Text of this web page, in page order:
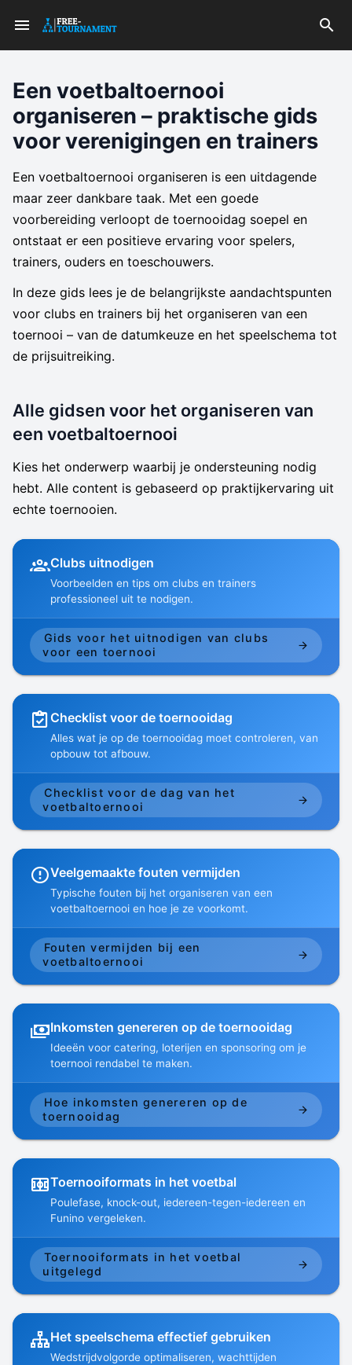
Een voetbaltoernooi
organiseren – praktische gids
voor verenigingen en trainers
Een voetbaltoernooi organiseren is een uitdagende
maar zeer dankbare taak. Met een goede
voorbereiding verloopt de toernooidag soepel en
ontstaat er een positieve ervaring voor spelers,
trainers, ouders en toeschouwers.
In deze gids lees je de belangrijkste aandachtspunten
voor clubs en trainers bij het organiseren van een
toernooi – van de datumkeuze en het speelschema tot
de prijsuitreiking.
Alle gidsen voor het organiseren van
een voetbaltoernooi
Kies het onderwerp waarbij je ondersteuning nodig
hebt. Alle content is gebaseerd op praktijkervaring uit
echte toernooien.
Clubs uitnodigen
Voorbeelden en tips om clubs en trainers
professioneel uit te nodigen.
Gids voor het uitnodigen van clubs
voor een toernooi
Checklist voor de toernooidag
Alles wat je op de toernooidag moet controleren, van
opbouw tot afbouw.
Checklist voor de dag van het
voetbaltoernooi
Veelgemaakte fouten vermijden
Typische fouten bij het organiseren van een
voetbaltoernooi en hoe je ze voorkomt.
Fouten vermijden bij een
voetbaltoernooi
Inkomsten genereren op de toernooidag
Ideeën voor catering, loterijen en sponsoring om je
toernooi rendabel te maken.
Hoe inkomsten genereren op de
toernooidag
Toernooiformats in het voetbal
Poulefase, knock-out, iedereen-tegen-iedereen en
Funino vergeleken.
Toernooiformats in het voetbal
uitgelegd
Het speelschema effectief gebruiken
Wedstrijdvolgorde optimaliseren, wachttijden